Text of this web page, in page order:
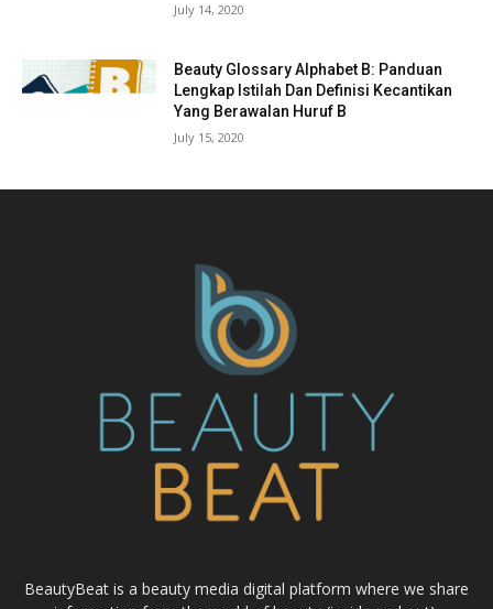
July 14, 2020
Beauty Glossary Alphabet B: Panduan
Lengkap Istilah Dan Definisi Kecantikan
Yang Berawalan Huruf B
July 15, 2020
BeautyBeat is a beauty media digital platform where we share